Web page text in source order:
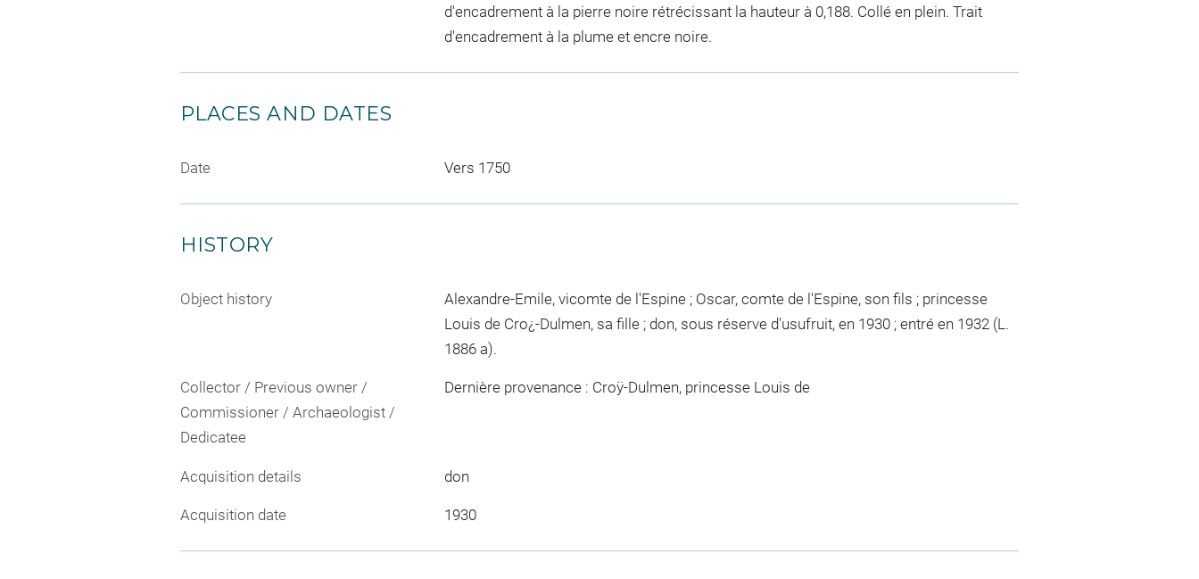
d'encadrement à la pierre noire rétrécissant la hauteur à 0,188. Collé en plein. Trait
d'encadrement à la plume et encre noire.
PLACES AND DATES
Date Vers 1750
HISTORY
Object history
Alexandre-Emile, vicomte de l'Espine ; Oscar, comte de l'Espine, son fils ; princesse
Louis de Cro¿-Dulmen, sa fille ; don, sous réserve d'usufruit, en 1930 ; entré en 1932 (L.
1886 a).
Collector / Previous owner /
Commissioner / Archaeologist /
Dedicatee
Dernière provenance : Croÿ-Dulmen, princesse Louis de
Acquisition details don
Acquisition date 1930